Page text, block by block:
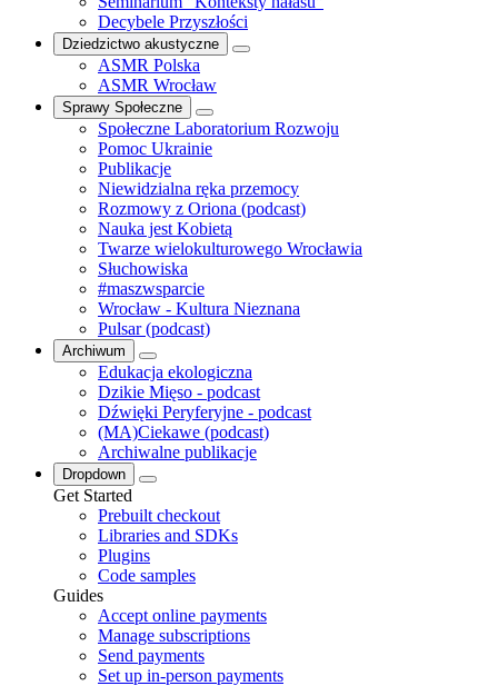
Decybele Przyszłości
Dziedzictwo akustyczne
ASMR Polska
ASMR Wrocław
Sprawy Społeczne
Społeczne Laboratorium Rozwoju
Pomoc Ukrainie
Publikacje
Niewidzialna ręka przemocy
Rozmowy z Oriona (podcast)
Nauka jest Kobietą
Twarze wielokulturowego Wrocławia
Słuchowiska
#maszwsparcie
Wrocław - Kultura Nieznana
Pulsar (podcast)
Archiwum
Edukacja ekologiczna
Dzikie Mięso - podcast
Dźwięki Peryferyjne - podcast
(MA)Ciekawe (podcast)
Archiwalne publikacje
Dropdown
Get Started
Prebuilt checkout
Libraries and SDKs
Plugins
Code samples
Guides
Accept online payments
Manage subscriptions
Send payments
Set up in-person payments